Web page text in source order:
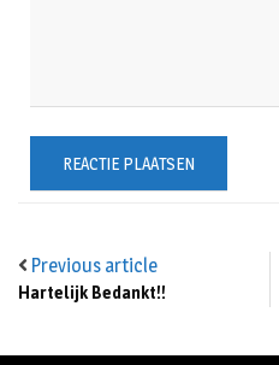
Previous article
Hartelijk Bedankt!!